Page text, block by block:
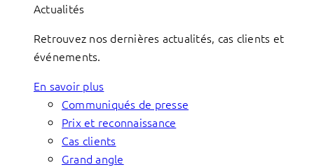
Actualités
Retrouvez nos dernières actualités, cas clients et
événements.
En savoir plus
Communiqués de presse
Prix et reconnaissance
Cas clients
Grand angle